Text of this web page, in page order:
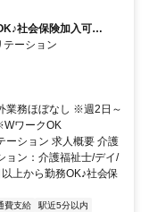
社会保険加入可
福祉士、日勤パート】
ーション
業務ほぼなし ※週2日～
ワークOK
ーション 求人概要 介護
ョン：介護福祉士/デイ/
上から勤務OK♪社会保
費支給
駅近5分以内